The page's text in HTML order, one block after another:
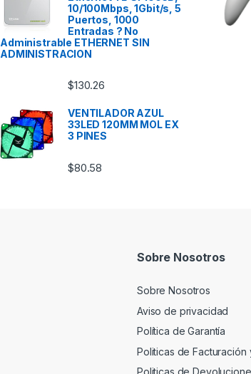
10/100Mbps, 1Gbit/s, 5
Puertos, 1000
Entradas ? No
Administrable ETHERNET SIN
ADMINISTRACION
$130.26
VENTILADOR AZUL
33LED 120MM MOL EX
3 PINES
$80.58
Sobre Nosotros
Sobre Nosotros
Aviso de privacidad
Política de Garantía
Politicas de Facturación